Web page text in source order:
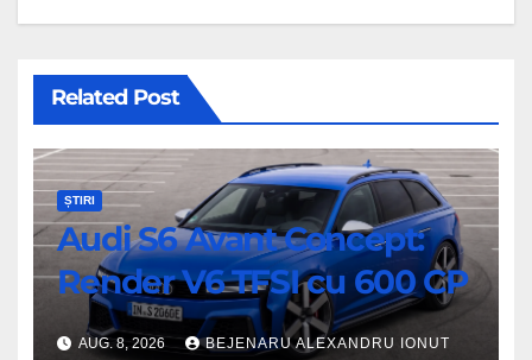
Related Post
ȘTIRI
Audi S6 Avant Concept:
Render V6 TFSI cu 600 CP
AUG. 8, 2026 BEJENARU ALEXANDRU IONUT